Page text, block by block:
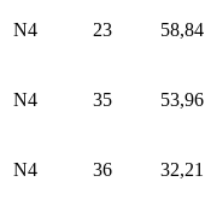
N4 23 58,84
N4 35 53,96
N4 36 32,21